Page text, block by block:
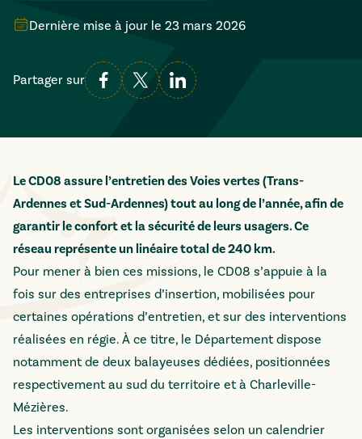
Dernière mise à jour le 23 mars 2026
Partager sur
Le CD08 assure l’entretien des Voies vertes (Trans-
Ardennes et Sud-Ardennes) tout au long de l’année, afin de
garantir le confort et la sécurité de leurs usagers. Ce
réseau représente un linéaire total de 240 km.
Pour mener à bien ces missions, le CD08 s’appuie à la
fois sur des entreprises d’insertion, mobilisées pour
certaines opérations d’entretien, et sur des interventions
réalisées en régie. À ce titre, le Département dispose
notamment de deux balayeuses dédiées, positionnées
respectivement au sud du territoire et à Charleville-
Mézières.
Les interventions sont organisées selon un calendrier